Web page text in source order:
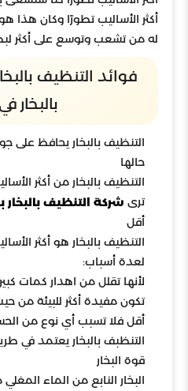
أكثر الأساليب تطورًا وكان هذا
له من تشعب وتوسع على أكثر
فوائد التنظيف
بالبخار
التنظيف بالبخار يحافظ على
حالها
التنظيف بالبخار من أكثر
ترى شركة التنظيف بالبخار
أقل
التنظيف بالبخار هو أكثر
لعدة أسباب:
لأنها تقلل من اهدار كمات
تكون مفيدة أكثر للبيئة من
أقل فلا تسبب أي نوع من
التنظبف بالبخار يعتمد في
قوة البخار
البخار النابع من الماء